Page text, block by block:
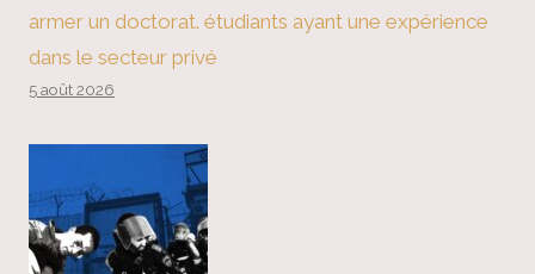
armer un doctorat. étudiants ayant une expérience
dans le secteur privé
5 août 2026